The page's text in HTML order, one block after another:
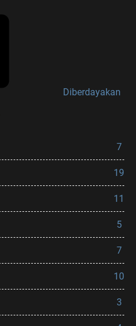
Diberdayakan
7
19
11
5
7
10
3